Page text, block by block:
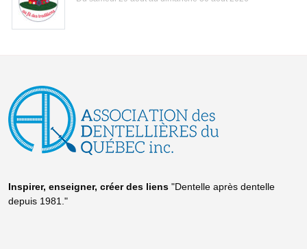
Inspirer, enseigner, créer des liens "Dentelle après dentelle
depuis 1981."